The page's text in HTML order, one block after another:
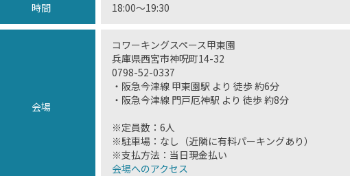
時間 18:00〜19:30
会場
コワーキングスペース甲東園
兵庫県西宮市神呪町14-32
0798-52-0337
・阪急今津線 甲東園駅 より 徒歩 約6分
・阪急今津線 門戸厄神駅 より 徒歩 約8分
※定員数：6人
※駐車場：なし（近隣に有料パーキングあり）
※支払方法：当日現金払い
会場へのアクセス